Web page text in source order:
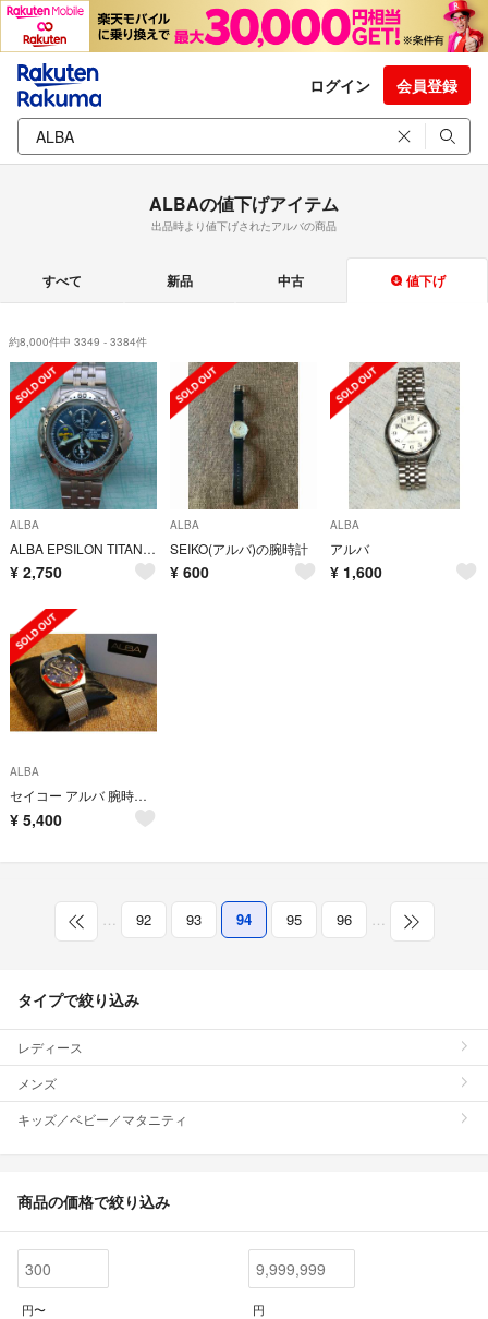
ログイン 会員登録
ALBAの値下げアイテム
出品時より値下げされたアルバの商品
すべて 新品 中古 値下げ
約8,000件中 3349 - 3384件
ALBA
ALBA EPSILON TITANIUMクロノグラフ 動作品 平成12年頃
¥ 2,750
ALBA
SEIKO(アルバ)の腕時計
¥ 600
ALBA
アルバ
¥ 1,600
ALBA
セイコー アルバ 腕時計 AP6525X1 多針 ペプシベゼル
¥ 5,400
… 92 93 94 95 96 …
タイプで絞り込み
レディース
メンズ
キッズ／ベビー／マタニティ
商品の価格で絞り込み
円〜 円